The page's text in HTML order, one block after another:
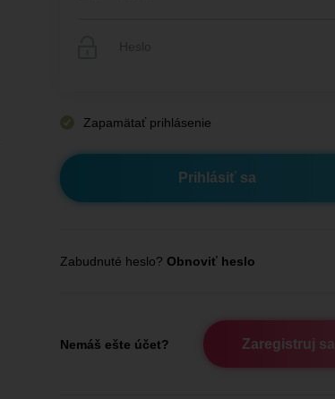
Zapamätať prihlásenie
Zabudnuté heslo? Obnoviť heslo
Nemáš ešte účet? Zaregistruj sa